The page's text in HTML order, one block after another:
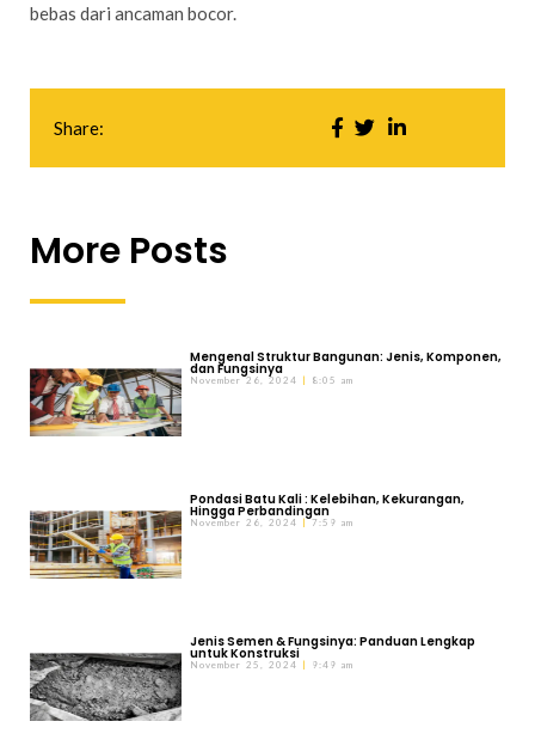
bebas dari ancaman bocor.
Share:
More Posts
Mengenal Struktur Bangunan: Jenis, Komponen,
dan Fungsinya
November 26, 2024 8:05 am
Pondasi Batu Kali : Kelebihan, Kekurangan,
Hingga Perbandingan
November 26, 2024 7:59 am
Jenis Semen & Fungsinya: Panduan Lengkap
untuk Konstruksi
November 25, 2024 9:49 am